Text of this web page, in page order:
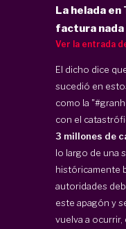
La helada
factura
Ver la entrada
El dicho dice
sucedió en
como la
con el
3 millones de
lo largo de una
históricamente
autoridades
este apagón y
vuelva a ocurrir,